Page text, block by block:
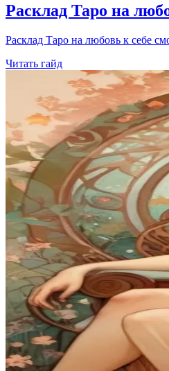
Расклад Таро на
Расклад Таро на любовь к себе
Читать гайд